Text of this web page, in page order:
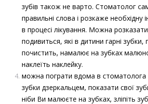
зубів також не варто. Стоматолог
правильні слова і розкаже необхідну
в процесі лікування. Можна
подивиться, які в дитини гарні зубки,
почистить, намалює на зубках
наклеїть наклейку.
можна пограти вдома в стоматолога
зубки дзеркальцем, показати свої
ніби Ви малюєте на зубках, зліпіть